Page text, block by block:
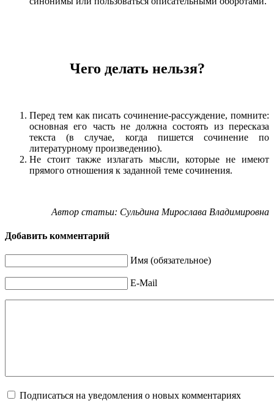
Чего делать нельзя?
Перед тем как писать сочинение-рассуждение, помните:
основная его часть не должна состоять из пересказа
текста (в случае, когда пишется сочинение по
литературному произведению).
Не стоит также излагать мысли, которые не имеют
прямого отношения к заданной теме сочинения.
Автор статьи: Сульдина Мирослава Владимировна
Добавить комментарий
Имя (обязательное)
E-Mail
Подписаться на уведомления о новых комментариях